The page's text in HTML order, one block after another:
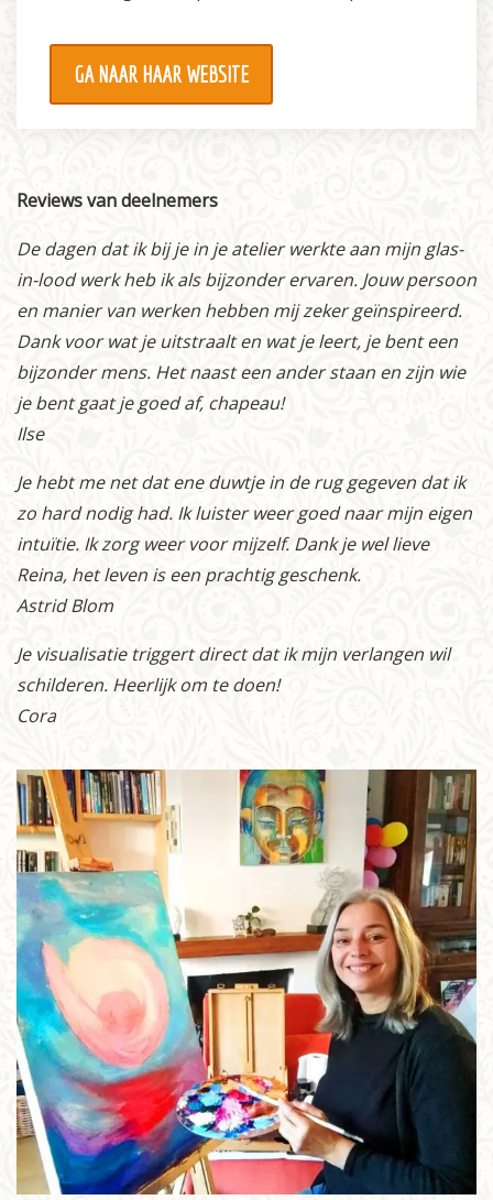
GA NAAR HAAR WEBSITE
Reviews van deelnemers
De dagen dat ik bij je in je atelier werkte aan mijn glas-
in-lood werk heb ik als bijzonder ervaren. Jouw persoon
en manier van werken hebben mij zeker geïnspireerd.
Dank voor wat je uitstraalt en wat je leert, je bent een
bijzonder mens. Het naast een ander staan en zijn wie
je bent gaat je goed af, chapeau!
Ilse
Je hebt me net dat ene duwtje in de rug gegeven dat ik
zo hard nodig had. Ik luister weer goed naar mijn eigen
intuïtie. Ik zorg weer voor mijzelf. Dank je wel lieve
Reina, het leven is een prachtig geschenk.
Astrid Blom
Je visualisatie triggert direct dat ik mijn verlangen wil
schilderen. Heerlijk om te doen!
Cora